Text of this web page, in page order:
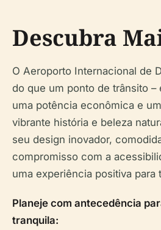
Descubra
O Aeroporto Internacional de
do que um ponto de trânsito
uma potência econômica e
vibrante história e beleza
seu design inovador,
compromisso com a
uma experiência positiva para
Planeje com antecedência
tranquila: